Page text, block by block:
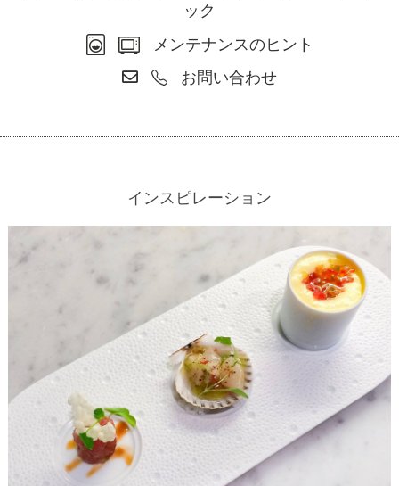
ック
メンテナンスのヒント
お問い合わせ
インスピレーション